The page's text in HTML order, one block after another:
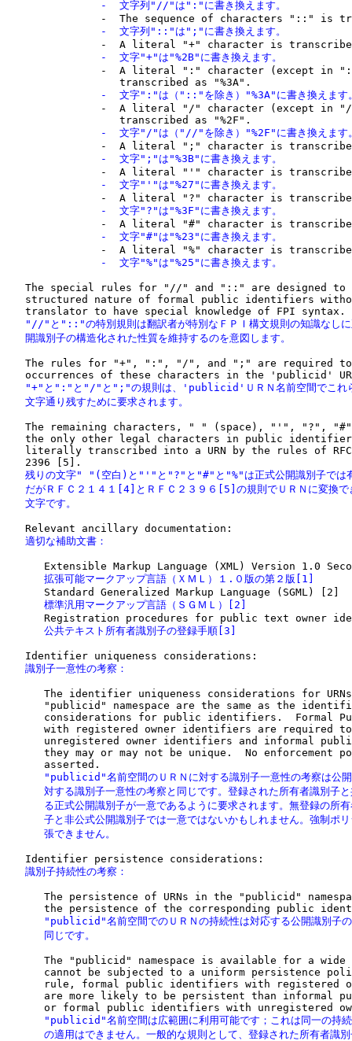
               -  文字列"//"は":"に書き換えます。
               -  文字列"::"は";"に書き換えます。
               -  文字"+"は"%2B"に書き換えます。
-  A literal ":" character (except in
-  文字":"は（"::"を除き）"%3A"に書き換えます
-  A literal "/" character (except in
-  文字"/"は（"//"を除き）"%2F"に書き換えます
               -  文字";"は"%3B"に書き換えます。
               -  文字"'"は"%27"に書き換えます。
               -  文字"?"は"%3F"に書き換えます。
               -  文字"#"は"%23"に書き換えます。
               -  文字"%"は"%25"に書き換えます。
The special rules for "//" and "::" are designed to
structured nature of formal public identifiers
"//"と"::"の特別規則は翻訳者が特別なＦＰＩ構文規則の知識なし
   開識別子の構造化された性質を維持するのを意図します。
The rules for "+", ":", "/", and ";" are required
"+"と":"と"/"と";"の規則は、'publicid'ＵＲＮ名前空間でこれ
   文字通り残すために要求されます。
The remaining characters, " " (space), "'", "?",
the only other legal characters in public
literally transcribed into a URN by the rules of
残りの文字" "(空白)と"'"と"?"と"#"と"%"は正式公開識別子では
だがＲＦＣ２１４１[4]とＲＦＣ２３９６[5]の規則でＵＲＮに変換で
   文字です。
   適切な補助文書：
      拡張可能マークアップ言語（ＸＭＬ）１.０版の第２版[1]
      標準汎用マークアップ言語（ＳＧＭＬ）[2]
      公共テキスト所有者識別子の登録手順[3]
   識別子一意性の考察：
The identifier uniqueness considerations for
"publicid" namespace are the same as the
considerations for public identifiers.  Formal
with registered owner identifiers are required
unregistered owner identifiers and informal
they may or may not be unique.  No enforcement
"publicid"名前空間のＵＲＮに対する識別子一意性の考察は公
対する識別子一意性の考察と同じです。登録された所有者識別子
る正式公開識別子が一意であるように要求されます。無登録の所
子と非公式公開識別子では一意ではないかもしれません。強制ポ
      張できません。
   識別子持続性の考察：
The persistence of URNs in the "publicid"
"publicid"名前空間でのＵＲＮの持続性は対応する公開識別子
      同じです。
The "publicid" namespace is available for a wide
cannot be subjected to a uniform persistence
rule, formal public identifiers with registered
are more likely to be persistent than informal
"publicid"名前空間は広範囲に利用可能です；これは同一の持
の適用はできません。一般的な規則として、登録された所有者識